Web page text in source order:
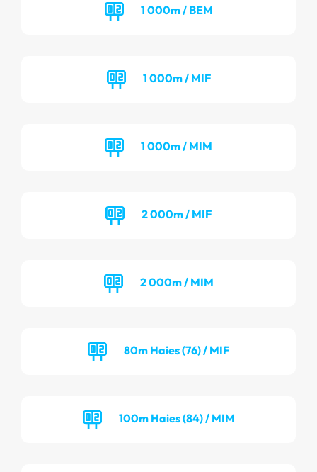
1 000m / BEM
1 000m / MIF
1 000m / MIM
2 000m / MIF
2 000m / MIM
80m Haies (76) / MIF
100m Haies (84) / MIM